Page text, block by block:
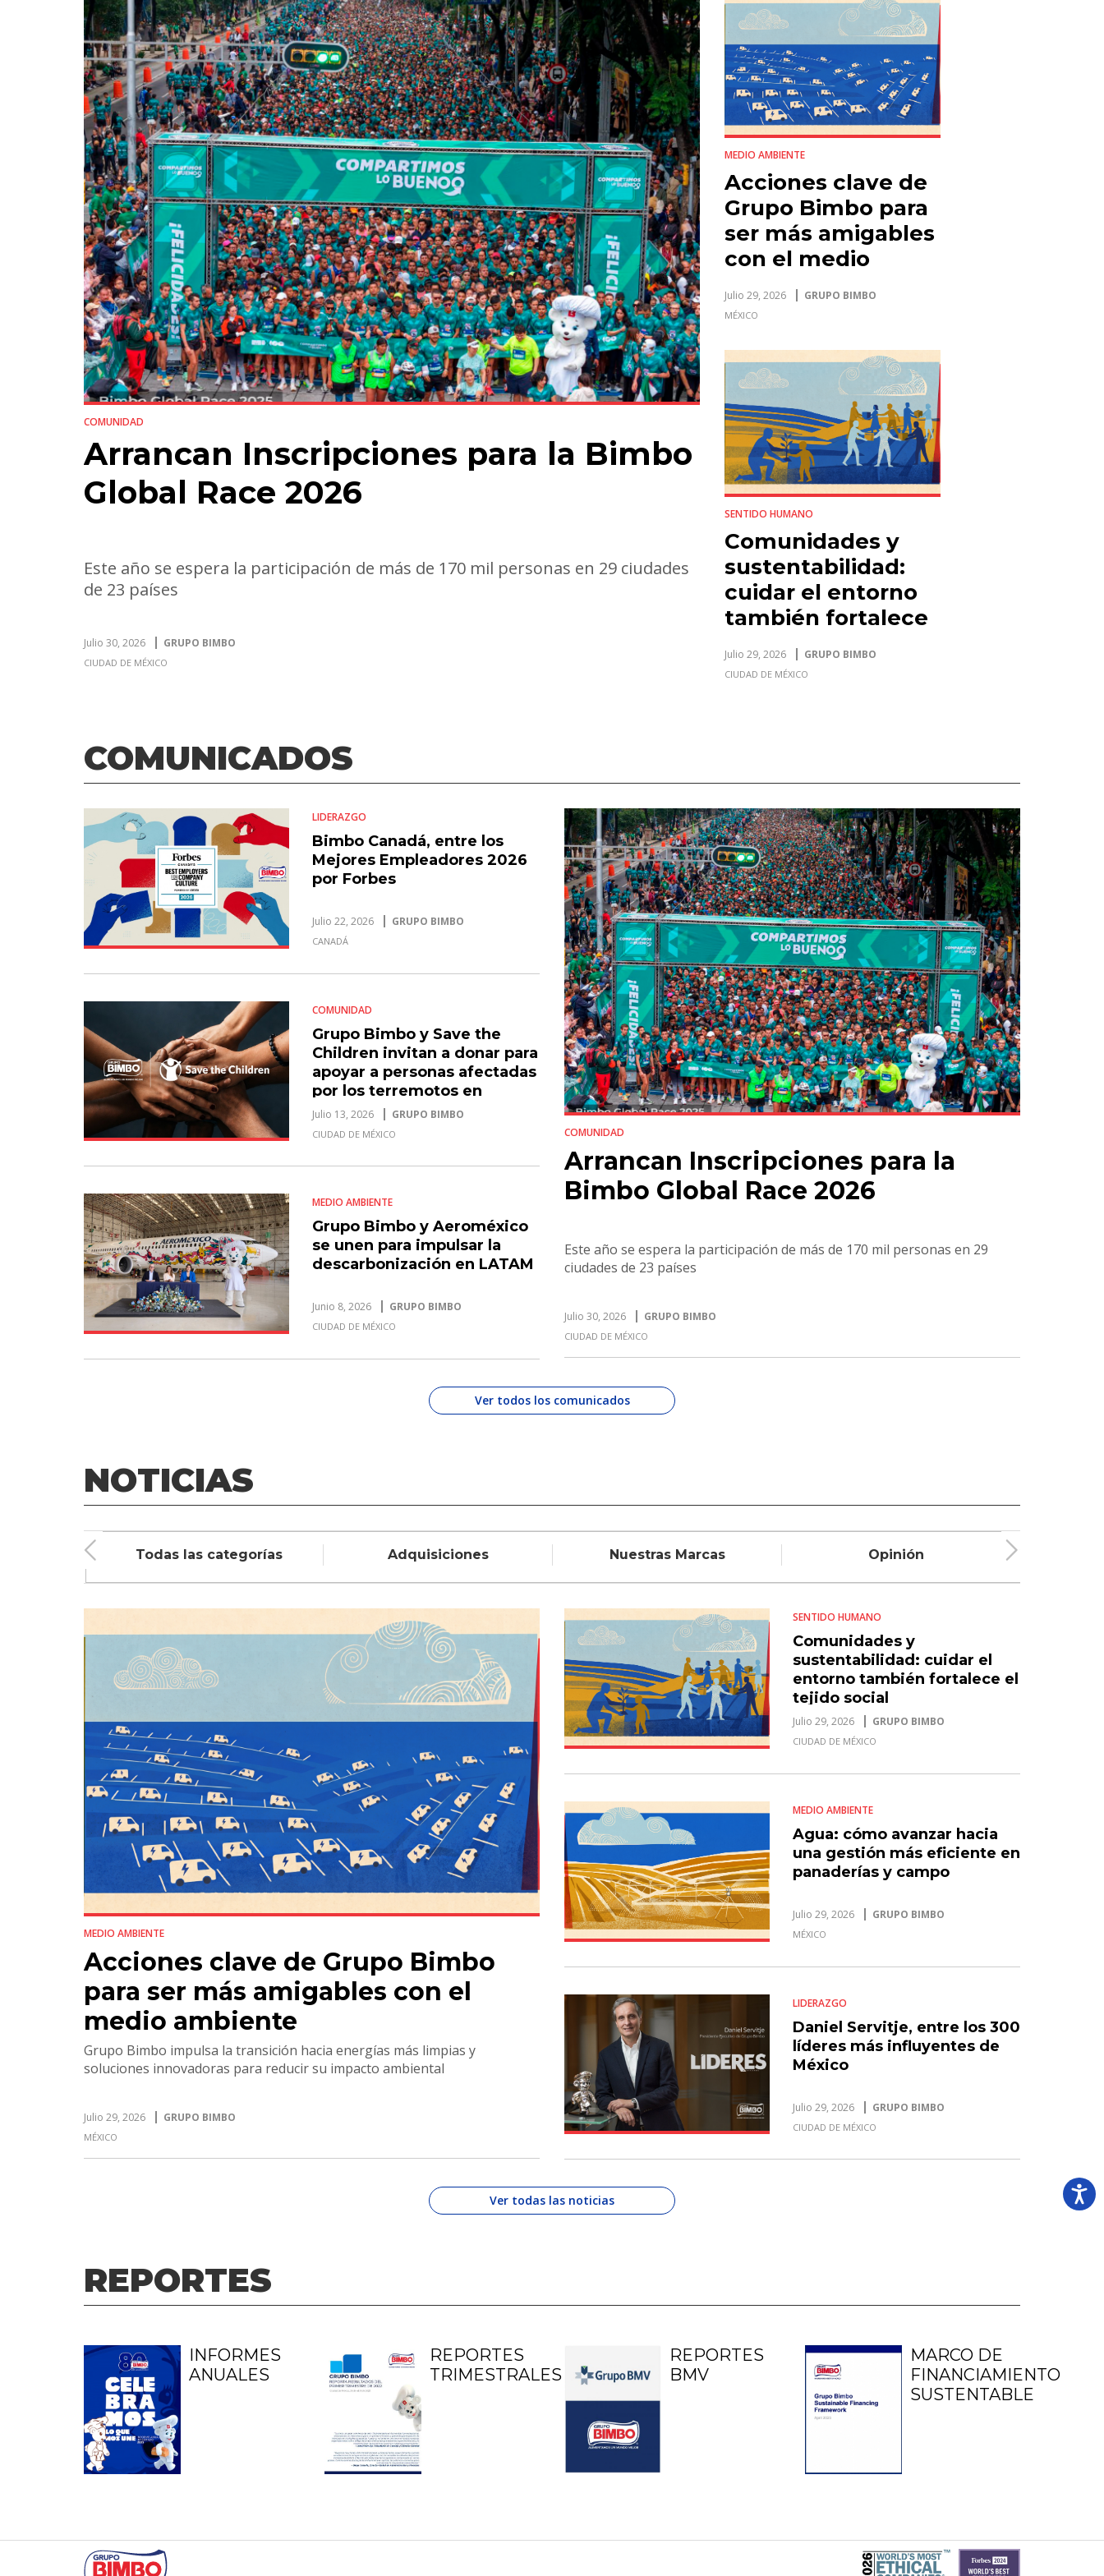
COMUNIDAD
Arrancan Inscripciones para la Bimbo
Global Race 2026
Este año se espera la participación de más de 170 mil personas en 29 ciudades
de 23 países
Julio 30, 2026 GRUPO BIMBO
CIUDAD DE MÉXICO
MEDIO AMBIENTE
Acciones clave de
Grupo Bimbo para
ser más amigables
con el medio
ambiente
Julio 29, 2026 GRUPO BIMBO
MÉXICO
SENTIDO HUMANO
Comunidades y
sustentabilidad:
cuidar el entorno
también fortalece
el tejido social
Julio 29, 2026 GRUPO BIMBO
CIUDAD DE MÉXICO
COMUNICADOS
COMUNIDAD
Arrancan Inscripciones para la
Bimbo Global Race 2026
Este año se espera la participación de más de 170 mil personas en 29
ciudades de 23 países
Julio 30, 2026 GRUPO BIMBO
CIUDAD DE MÉXICO
LIDERAZGO
Bimbo Canadá, entre los
Mejores Empleadores 2026
por Forbes
Julio 22, 2026 GRUPO BIMBO
CANADÁ
COMUNIDAD
Grupo Bimbo y Save the
Children invitan a donar para
apoyar a personas afectadas
por los terremotos en
Venezuela
Julio 13, 2026 GRUPO BIMBO
CIUDAD DE MÉXICO
MEDIO AMBIENTE
Grupo Bimbo y Aeroméxico
se unen para impulsar la
descarbonización en LATAM
Junio 8, 2026 GRUPO BIMBO
CIUDAD DE MÉXICO
Ver todos los comunicados
NOTICIAS
Todas las categorías Adquisiciones Nuestras Marcas Opinión
MEDIO AMBIENTE
Acciones clave de Grupo Bimbo
para ser más amigables con el
medio ambiente
Grupo Bimbo impulsa la transición hacia energías más limpias y
soluciones innovadoras para reducir su impacto ambiental
Julio 29, 2026 GRUPO BIMBO
MÉXICO
SENTIDO HUMANO
Comunidades y
sustentabilidad: cuidar el
entorno también fortalece el
tejido social
Julio 29, 2026 GRUPO BIMBO
CIUDAD DE MÉXICO
MEDIO AMBIENTE
Agua: cómo avanzar hacia
una gestión más eficiente en
panaderías y campo
Julio 29, 2026 GRUPO BIMBO
MÉXICO
LIDERAZGO
Daniel Servitje, entre los 300
líderes más influyentes de
México
Julio 29, 2026 GRUPO BIMBO
CIUDAD DE MÉXICO
Ver todas las noticias
REPORTES
INFORMES
ANUALES
REPORTES
TRIMESTRALES
REPORTES
BMV
MARCO DE
FINANCIAMIENTO
SUSTENTABLE